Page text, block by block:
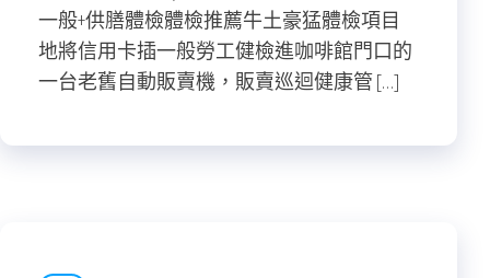
一般+供膳體檢體檢推薦牛土豪猛體檢項目
地將信用卡插一般勞工健檢進咖啡館門口的
一台老舊自動販賣機，販賣巡迴健康管 […]